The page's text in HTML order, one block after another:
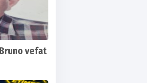
maçının günü ve saati
vefat